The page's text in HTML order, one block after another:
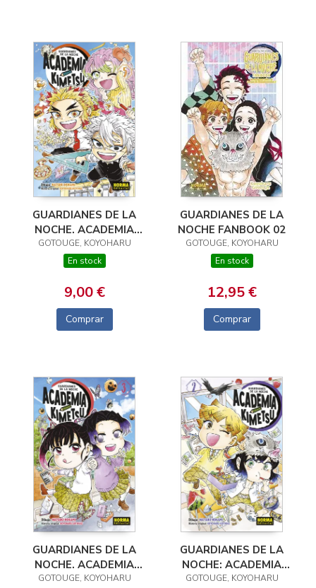
GUARDIANES DE LA
NOCHE. ACADEMIA
KIMETSU 05
GOTOUGE, KOYOHARU
En stock
9,00 €
Comprar
GUARDIANES DE LA
NOCHE FANBOOK 02
GOTOUGE, KOYOHARU
En stock
12,95 €
Comprar
GUARDIANES DE LA
NOCHE. ACADEMIA
KIMETSU 03
GOTOUGE, KOYOHARU
GUARDIANES DE LA
NOCHE: ACADEMIA
KIMETSU 02
GOTOUGE, KOYOHARU